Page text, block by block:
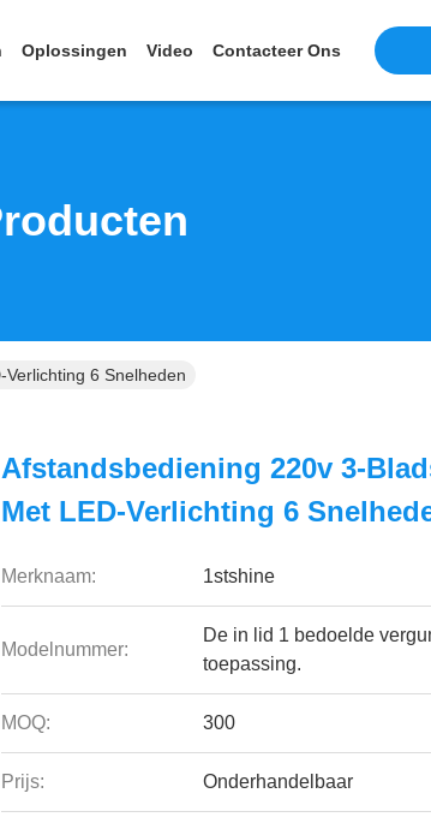
Oplossingen Video Contacteer Ons
6 Snelheden
Afstandsbediening 220v 3-
Met LED-Verlichting 6
Merknaam: 1stshine
Modelnummer:
De in lid 1 bedoelde
toepassing.
MOQ: 300
Prijs: Onderhandelbaar